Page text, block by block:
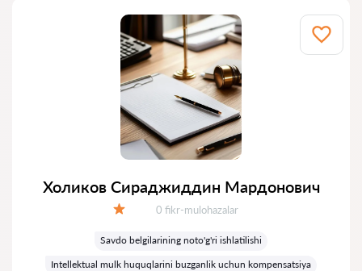
Холиков Сираджиддин Мардонович
Fikrlar:
0 fikr-mulohazalar
Savdo belgilarining noto'g'ri ishlatilishi
Intellektual mulk huquqlarini buzganlik uchun kompensatsiya